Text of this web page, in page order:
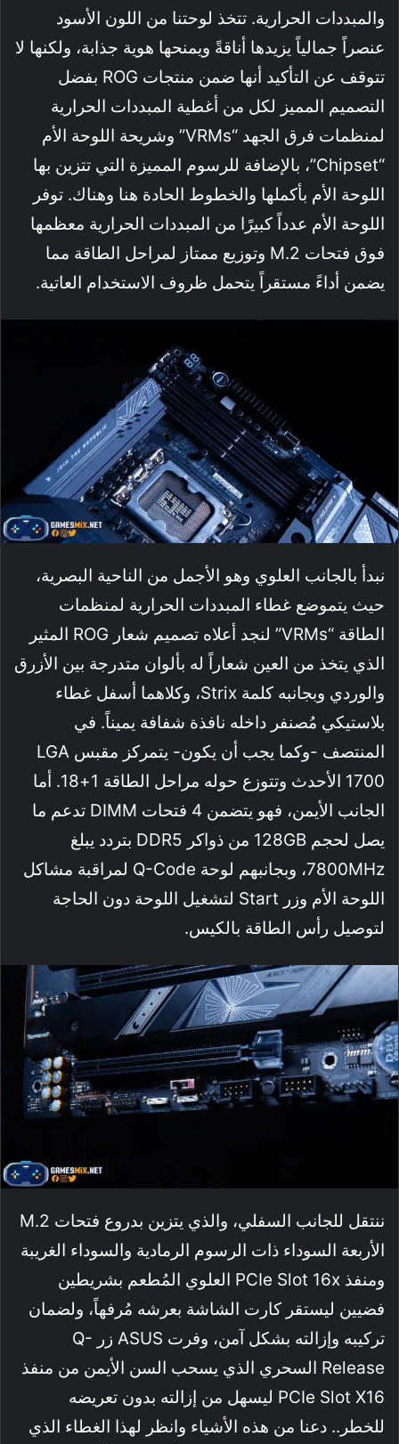
والمبددات الحرارية. تتخذ لوحتنا من اللون الأسود
عنصراً جمالياً يزيدها أناقةً ويمنحها هوية جذابة، ولكنها لا
تتوقف عن التأكيد أنها ضمن منتجات ROG بفضل
التصميم المميز لكل من أغطية المبددات الحرارية
لمنظمات فرق الجهد “VRMs” وشريحة اللوحة الأم
“Chipset”، بالإضافة للرسوم المميزة التي تتزين بها
اللوحة الأم بأكملها والخطوط الحادة هنا وهناك. توفر
اللوحة الأم عدداً كبيرًا من المبددات الحرارية معظمها
فوق فتحات M.2 وتوزيع ممتاز لمراحل الطاقة مما
يضمن أداءً مستقراً يتحمل ظروف الاستخدام العاتية.
نبدأ بالجانب العلوي وهو الأجمل من الناحية البصرية،
حيث يتموضع غطاء المبددات الحرارية لمنظمات
الطاقة “VRMs” لنجد أعلاه تصميم شعار ROG المثير
الذي يتخذ من العين شعاراً له بألوان متدرجة بين الأزرق
والوردي وبجانبه كلمة Strix، وكلاهما أسفل غطاء
بلاستيكي مُصنفر داخله نافذة شفافة يميناً. في
المنتصف -وكما يجب أن يكون- يتمركز مقبس LGA
1700 الأحدث وتتوزع حوله مراحل الطاقة 1+18. أما
الجانب الأيمن، فهو يتضمن 4 فتحات DIMM تدعم ما
يصل لحجم 128GB من ذواكر DDR5 بتردد يبلغ
7800MHz، وبجانبهم لوحة Q-Code لمراقبة مشاكل
اللوحة الأم وزر Start لتشغيل اللوحة دون الحاجة
لتوصيل رأس الطاقة بالكيس.
ننتقل للجانب السفلي، والذي يتزين بدروع فتحات M.2
الأربعة السوداء ذات الرسوم الرمادية والسوداء الغريبة
ومنفذ PCIe Slot 16x العلوي المُطعم بشريطين
فضيين ليستقر كارت الشاشة بعرشه مُرفهاً، ولضمان
تركيبه وإزالته بشكل آمن، وفرت ASUS زر Q-
Release السحري الذي يسحب السن الأيمن من منفذ
PCIe Slot X16 ليسهل من إزالته بدون تعريضه
للخطر.. دعنا من هذه الأشياء وانظر لهذا الغطاء الذي